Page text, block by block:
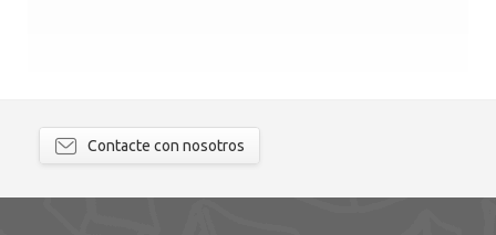
Contacte con nosotros